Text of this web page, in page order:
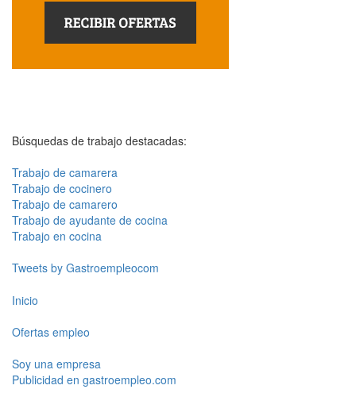
Búsquedas de trabajo destacadas:
Trabajo de camarera
Trabajo de cocinero
Trabajo de camarero
Trabajo de ayudante de cocina
Trabajo en cocina
Tweets by Gastroempleocom
Inicio
Ofertas empleo
Soy una empresa
Publicidad en gastroempleo.com